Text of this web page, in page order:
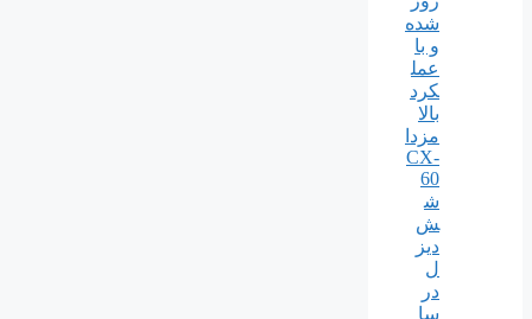
شده
و با
عمل
کرد
بالا
مزدا
CX-
60
ش
ش
دیز
ل
در
سا